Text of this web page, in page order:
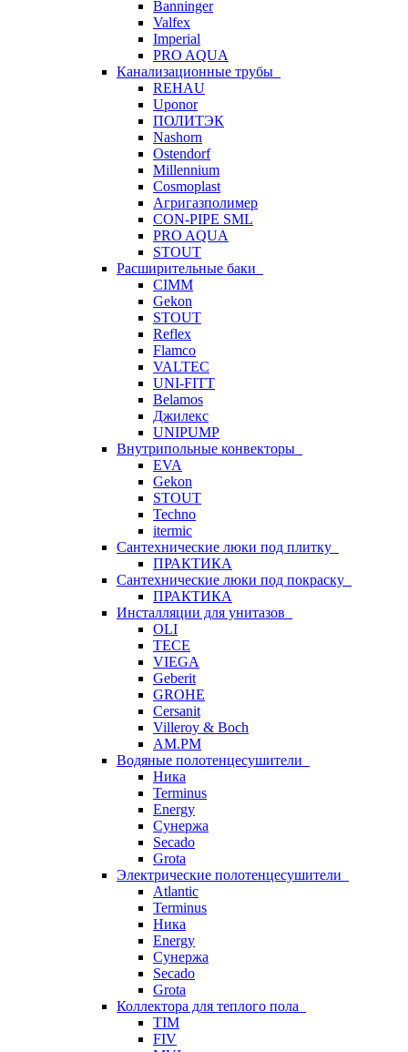
Banninger
Valfex
Imperial
PRO AQUA
Канализационные трубы
REHAU
Uponor
ПОЛИТЭК
Nashorn
Ostendorf
Millennium
Cosmoplast
Агригазполимер
CON-PIPE SML
PRO AQUA
STOUT
Расширительные баки
CIMM
Gekon
STOUT
Reflex
Flamco
VALTEC
UNI-FITT
Belamos
Джилекс
UNIPUMP
Внутрипольные конвекторы
EVA
Gekon
STOUT
Techno
itermic
Сантехнические люки под плитку
ПРАКТИКА
Сантехнические люки под покраску
ПРАКТИКА
Инсталляции для унитазов
OLI
TECE
VIEGA
Geberit
GROHE
Cersanit
Villeroy & Boch
AM.PM
Водяные полотенцесушители
Ника
Terminus
Energy
Сунержа
Secado
Grota
Электрические полотенцесушители
Atlantic
Terminus
Ника
Energy
Сунержа
Secado
Grota
Коллектора для теплого пола
TIM
FIV